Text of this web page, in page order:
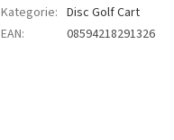
Kategorie: Disc Golf Cart
EAN: 08594218291326